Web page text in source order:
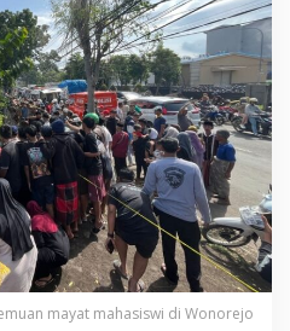
mayat mahasiswi di Wonorejo